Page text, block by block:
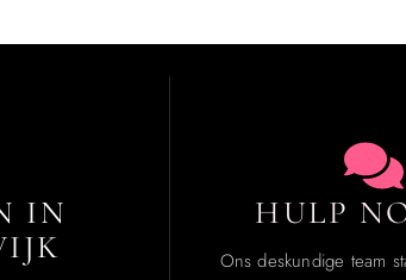
IN
HULP
Ons deskundige team